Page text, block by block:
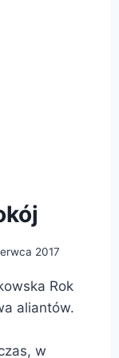
2017
Rok
aliantów.
w